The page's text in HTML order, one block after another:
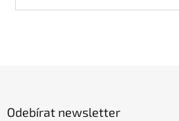
Odebírat newsletter